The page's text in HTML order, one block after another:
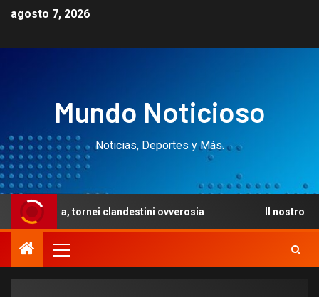
agosto 7, 2026
Mundo Noticioso
Noticias, Deportes y Más.
clandestini ovverosia Il nostro squadra e di